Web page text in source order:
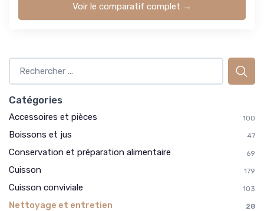
Voir le comparatif complet →
Catégories
Accessoires et pièces 100
Boissons et jus 47
Conservation et préparation alimentaire 69
Cuisson 179
Cuisson conviviale 103
Nettoyage et entretien 28